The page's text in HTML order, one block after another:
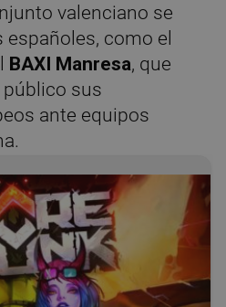
valenciano se
como el
BAXI Manresa, que
sus
ante equipos